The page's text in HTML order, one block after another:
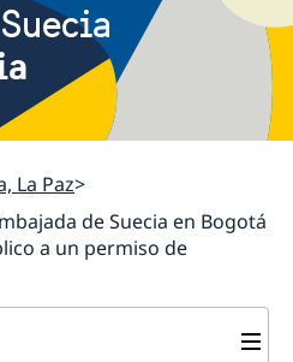
La Paz
de Suecia en Bogotá
a un permiso de